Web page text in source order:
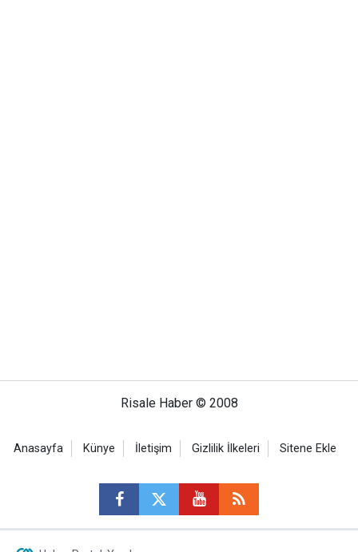
Risale Haber © 2008
Anasayfa Künye İletişim Gizlilik İlkeleri Sitene Ekle